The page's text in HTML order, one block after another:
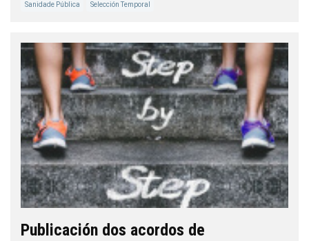
Sanidade Pública Selección Temporal
Publicación dos acordos de